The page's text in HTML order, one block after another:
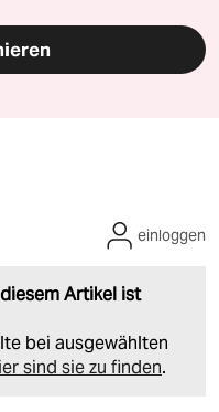
Artikel ist
bei ausgewählten
sind sie zu finden.
einloggen